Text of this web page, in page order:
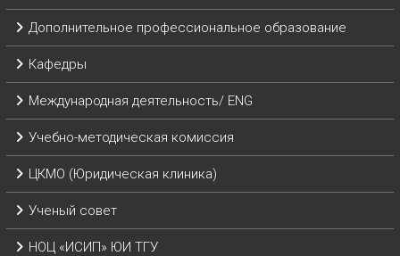
Дополнительное профессиональное образование
Кафедры
Международная деятельность/ ENG
Учебно-методическая комиссия
ЦКМО (Юридическая клиника)
Ученый совет
НОЦ «ИСИП» ЮИ ТГУ